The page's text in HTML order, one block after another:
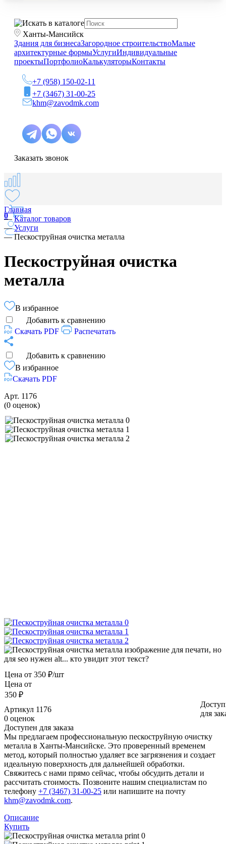
Ханты-Мансийск
Здания для бизнесаЗагородное строительствоМалые
архитектурные формыУслугиИндивидуальные
проектыПортфолиоКалькуляторыКонтакты
+7 (958) 150-02-11
+7 (3467) 31-00-25
khm@zavodmk.com
Заказать звонок
0
Главная
—Каталог товаров
—Услуги
—Пескоструйная очистка металла
Пескоструйная очистка
металла
В избранное
Добавить к сравнению
Скачать PDF
Распечатать
Добавить к сравнению
В избранное
Скачать PDF
Арт. 1176
(0 оценок)
Цена от 350 ₽/шт
Цена от
350 ₽
для
Артикул 1176
0 оценок
Доступен для заказа
Мы предлагаем профессиональную пескоструйную очистку
металла в Ханты-Мансийске. Это проверенный временем
метод, который полностью удаляет все загрязнения и создает
идеальную поверхность для дальнейшей обработки.
Свяжитесь с нами прямо сейчас, чтобы обсудить детали и
рассчитать стоимость. Позвоните нашим специалистам по
телефону +7 (3467) 31-00-25 или напишите на почту
khm@zavodmk.com.
Описание
Купить